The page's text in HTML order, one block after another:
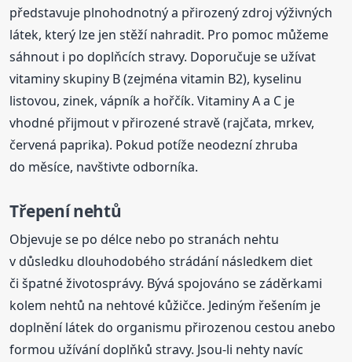
představuje plnohodnotný a přirozený zdroj výživných
látek, který lze jen stěží nahradit. Pro pomoc můžeme
sáhnout i po doplňcích stravy. Doporučuje se užívat
vitaminy skupiny B (zejména vitamin B2), kyselinu
listovou, zinek, vápník a hořčík. Vitaminy A a C je
vhodné přijmout v přirozené stravě (rajčata, mrkev,
červená paprika). Pokud potíže neodezní zhruba
do měsíce, navštivte odborníka.
Třepení nehtů
Objevuje se po délce nebo po stranách nehtu
v důsledku dlouhodobého strádání následkem diet
či špatné životosprávy. Bývá spojováno se záděrkami
kolem nehtů na nehtové kůžičce. Jediným řešením je
doplnění látek do organismu přirozenou cestou anebo
formou užívání doplňků stravy. Jsou-li nehty navíc